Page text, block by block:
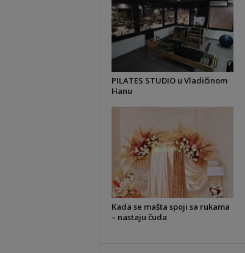
PILATES STUDIO u Vladičinom
Hanu
Kada se mašta spoji sa rukama
– nastaju čuda